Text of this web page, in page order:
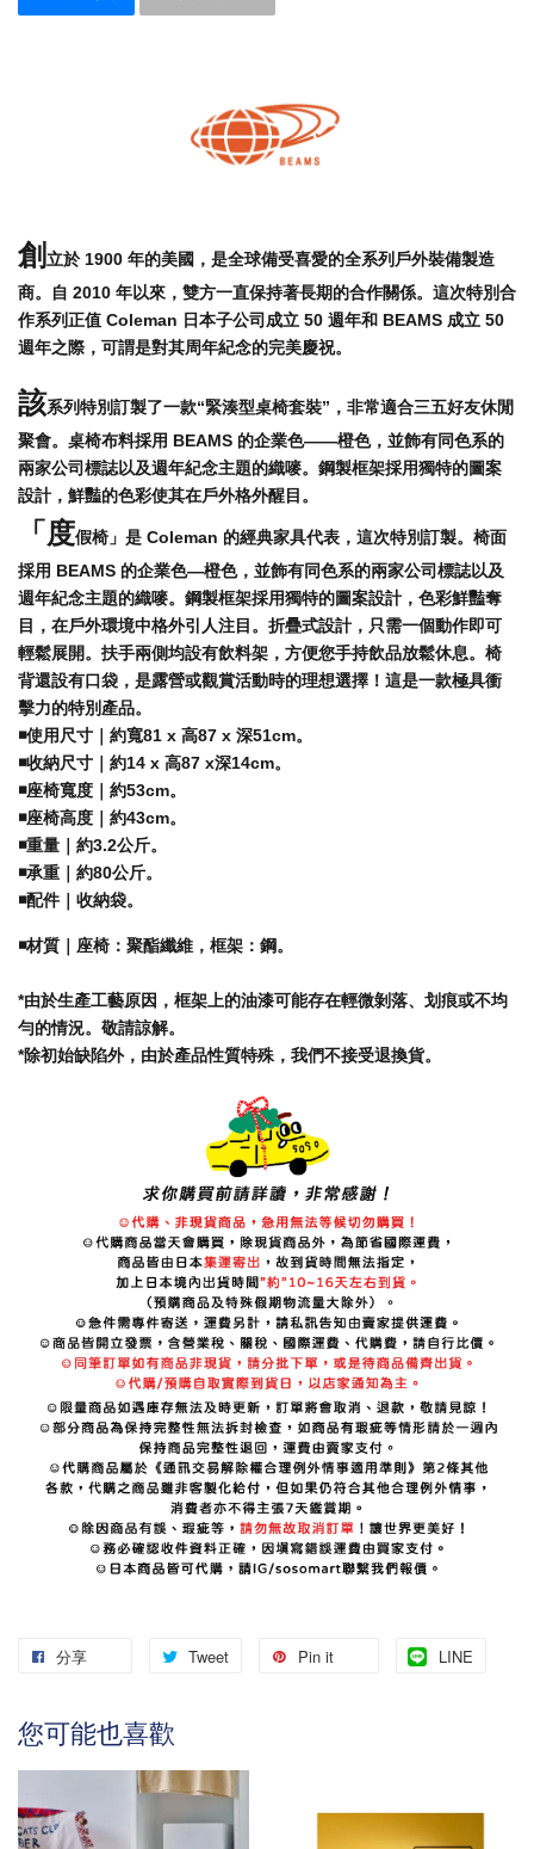
創 立於 1900 年的美國，是全球備受喜愛的全系列戶外裝備製造
商。自 2010 年以來，雙方一直保持著長期的合作關係。這次特別合
作系列正值 Coleman 日本子公司成立 50 週年和 BEAMS 成立 50
週年之際，可謂是對其周年紀念的完美慶祝。
該系列特別訂製了一款“緊湊型桌椅套裝”，非常適合三五好友休閒
聚會。桌椅布料採用 BEAMS 的企業色——橙色，並飾有同色系的
兩家公司標誌以及週年紀念主題的織嘜。鋼製框架採用獨特的圖案
設計，鮮豔的色彩使其在戶外格外醒目。
「度假椅」是 Coleman 的經典家具代表，這次特別訂製。椅面
採用 BEAMS 的企業色—橙色，並飾有同色系的兩家公司標誌以及
週年紀念主題的織嘜。鋼製框架採用獨特的圖案設計，色彩鮮豔奪
目，在戶外環境中格外引人注目。折疊式設計，只需一個動作即可
輕鬆展開。扶手兩側均設有飲料架，方便您手持飲品放鬆休息。 椅
背還設有口袋，是露營或觀賞活動時的理想選擇！這是一款極具衝
擊力的特別產品。
◾️使用尺寸｜約寬81 x 高87 x 深51cm。
◾️收納尺寸｜約14 x 高87 x深14cm。
◾️座椅寬度｜約53cm。
◾️座椅高度｜約43cm。
◾️重量｜約3.2公斤。
◾️承重｜約80公斤。
◾️配件｜收納袋。
◾️材質 座椅：聚酯纖維，框架：鋼。
*由於生產工藝原因，框架上的油漆可能存在輕微剝落、划痕或不均
勻的情況。敬請諒解。
*除初始缺陷外，由於產品性質特殊，我們不接受退換貨。
分享 Tweet Pin it LINE
您可能也喜歡